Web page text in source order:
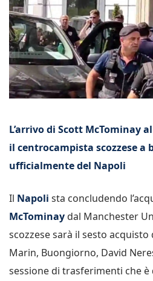
L’arrivo di Scott McTominay
il centrocampista scozzese a
ufficialmente del Napoli
Il Napoli sta concludendo
McTominay dal Manchester
scozzese sarà il sesto acquisto
Marin, Buongiorno, David
sessione di trasferimenti che